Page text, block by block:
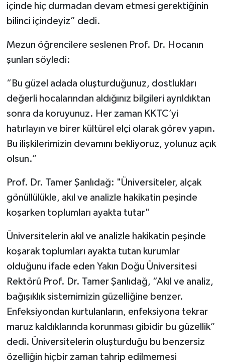
içinde hiç durmadan devam etmesi gerektiğinin
bilinci içindeyiz” dedi.
Mezun öğrencilere seslenen Prof. Dr. Hocanın
şunları söyledi:
“Bu güzel adada oluşturduğunuz, dostlukları
değerli hocalarından aldığınız bilgileri ayrıldıktan
sonra da koruyunuz. Her zaman KKTC’yi
hatırlayın ve birer kültürel elçi olarak görev yapın.
Bu ilişkilerimizin devamını bekliyoruz, yolunuz açık
olsun.”
Prof. Dr. Tamer Şanlıdağ: "Üniversiteler, alçak
gönüllülükle, akıl ve analizle hakikatin peşinde
koşarken toplumları ayakta tutar"
Üniversitelerin akıl ve analizle hakikatin peşinde
koşarak toplumları ayakta tutan kurumlar
olduğunu ifade eden Yakın Doğu Üniversitesi
Rektörü Prof. Dr. Tamer Şanlıdağ, “Akıl ve analiz,
bağışıklık sistemimizin güzelliğine benzer.
Enfeksiyondan kurtulanların, enfeksiyona tekrar
maruz kaldıklarında korunması gibidir bu güzellik”
dedi. Üniversitelerin oluşturduğu bu benzersiz
özelliğin hiçbir zaman tahrip edilmemesi